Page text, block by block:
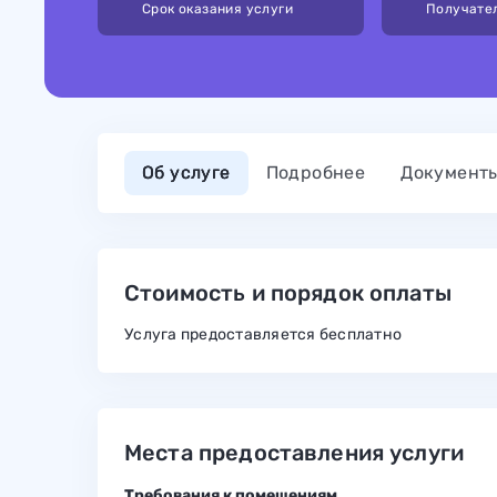
Срок оказания услуги
Об услуге Подробнее
Стоимость и порядок оплаты
Услуга предоставляется бесплатно
Места предоставления услуги